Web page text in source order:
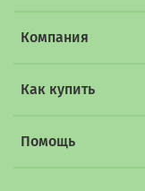
Компания
Как купить
Помощь